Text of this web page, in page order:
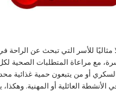
مثاليًا للأسر التي تبحث عن الراحة
مع مراعاة المتطلبات
أو من يتبعون حمية غذائية
الأنشطة العائلية أو المهنية.